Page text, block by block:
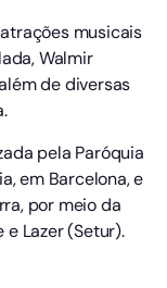
musicais
Walmir
de diversas
pela Paróquia
em Barcelona, e
por meio da
e Lazer (Setur).